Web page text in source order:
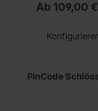
Ab 109,00
PinCode